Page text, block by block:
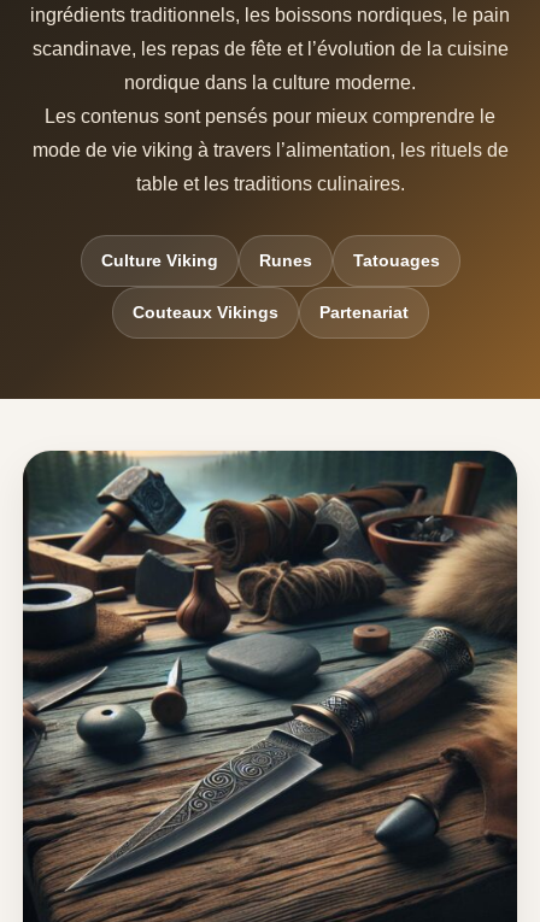
ingrédients traditionnels, les boissons nordiques, le pain
scandinave, les repas de fête et l’évolution de la cuisine
nordique dans la culture moderne.
Les contenus sont pensés pour mieux comprendre le
mode de vie viking à travers l’alimentation, les rituels de
table et les traditions culinaires.
Culture Viking Runes Tatouages
Couteaux Vikings Partenariat